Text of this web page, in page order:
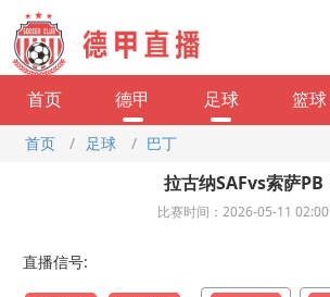
首页 德甲 足球 篮球
首页 / 足球 / 巴丁
拉古纳SAFvs索萨PB
比赛时间：2026-05-11 02:00
直播信号: